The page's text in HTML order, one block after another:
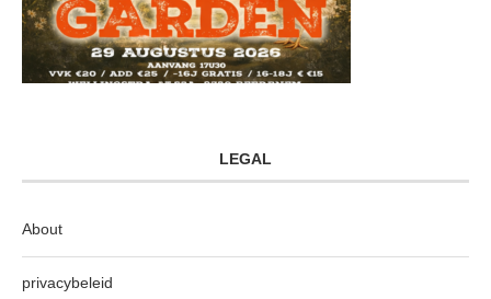
LEGAL
About
privacybeleid